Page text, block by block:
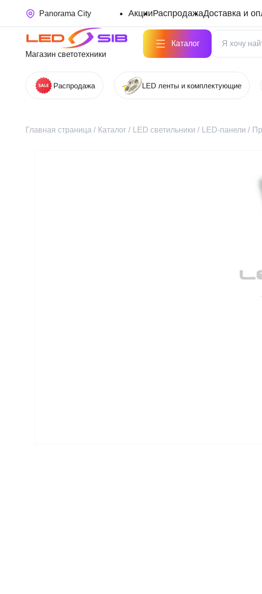
Panorama City АкцииРаспродажаДоставка и
Магазин светотехники
Каталог
Распродажа LED ленты и комплектующие
Главная страница / Каталог / LED светильники / LED-панели /